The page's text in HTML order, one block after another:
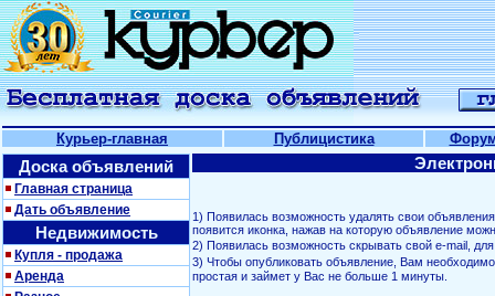
Курьер-главная Публицистика
Доска объявлений
Главная страница
Дать объявление
Недвижимость
Купля - продажа
Аренда
1) Появилась возможность удалять свои
появится иконка, нажав на которую объявление
2) Появилась возможность скрывать свой е-mail,
3) Чтобы опубликовать объявление, Вам
простая и займет у Вас не больше 1 минуты.